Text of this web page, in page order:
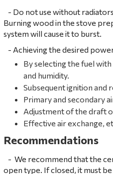
- Do not use without
Burning wood in the stove
system will cause it to burst.
- Achieving the desired
By selecting the fuel
and humidity.
Subsequent ignition and
Primary and secondary
Adjustment of the draft
Effective air exchange,
Recommendations
- We recommend that the
open type. If closed, it must